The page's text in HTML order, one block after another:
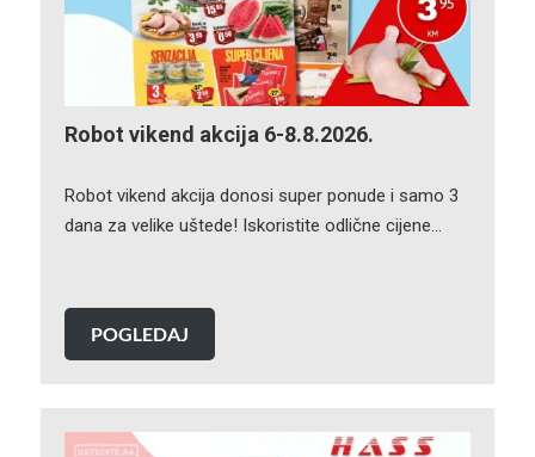
Robot vikend akcija 6-8.8.2026.
Robot vikend akcija donosi super ponude i samo 3
dana za velike uštede! Iskoristite odlične cijene…
POGLEDAJ